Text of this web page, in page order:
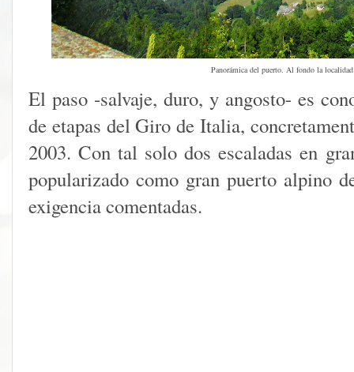
Panorámica del puerto. Al fondo la localidad
El paso -salvaje, duro, y angosto- es
de etapas del Giro de Italia,
2003. Con tal solo dos escaladas en
popularizado como gran puerto alpino
exigencia comentadas.